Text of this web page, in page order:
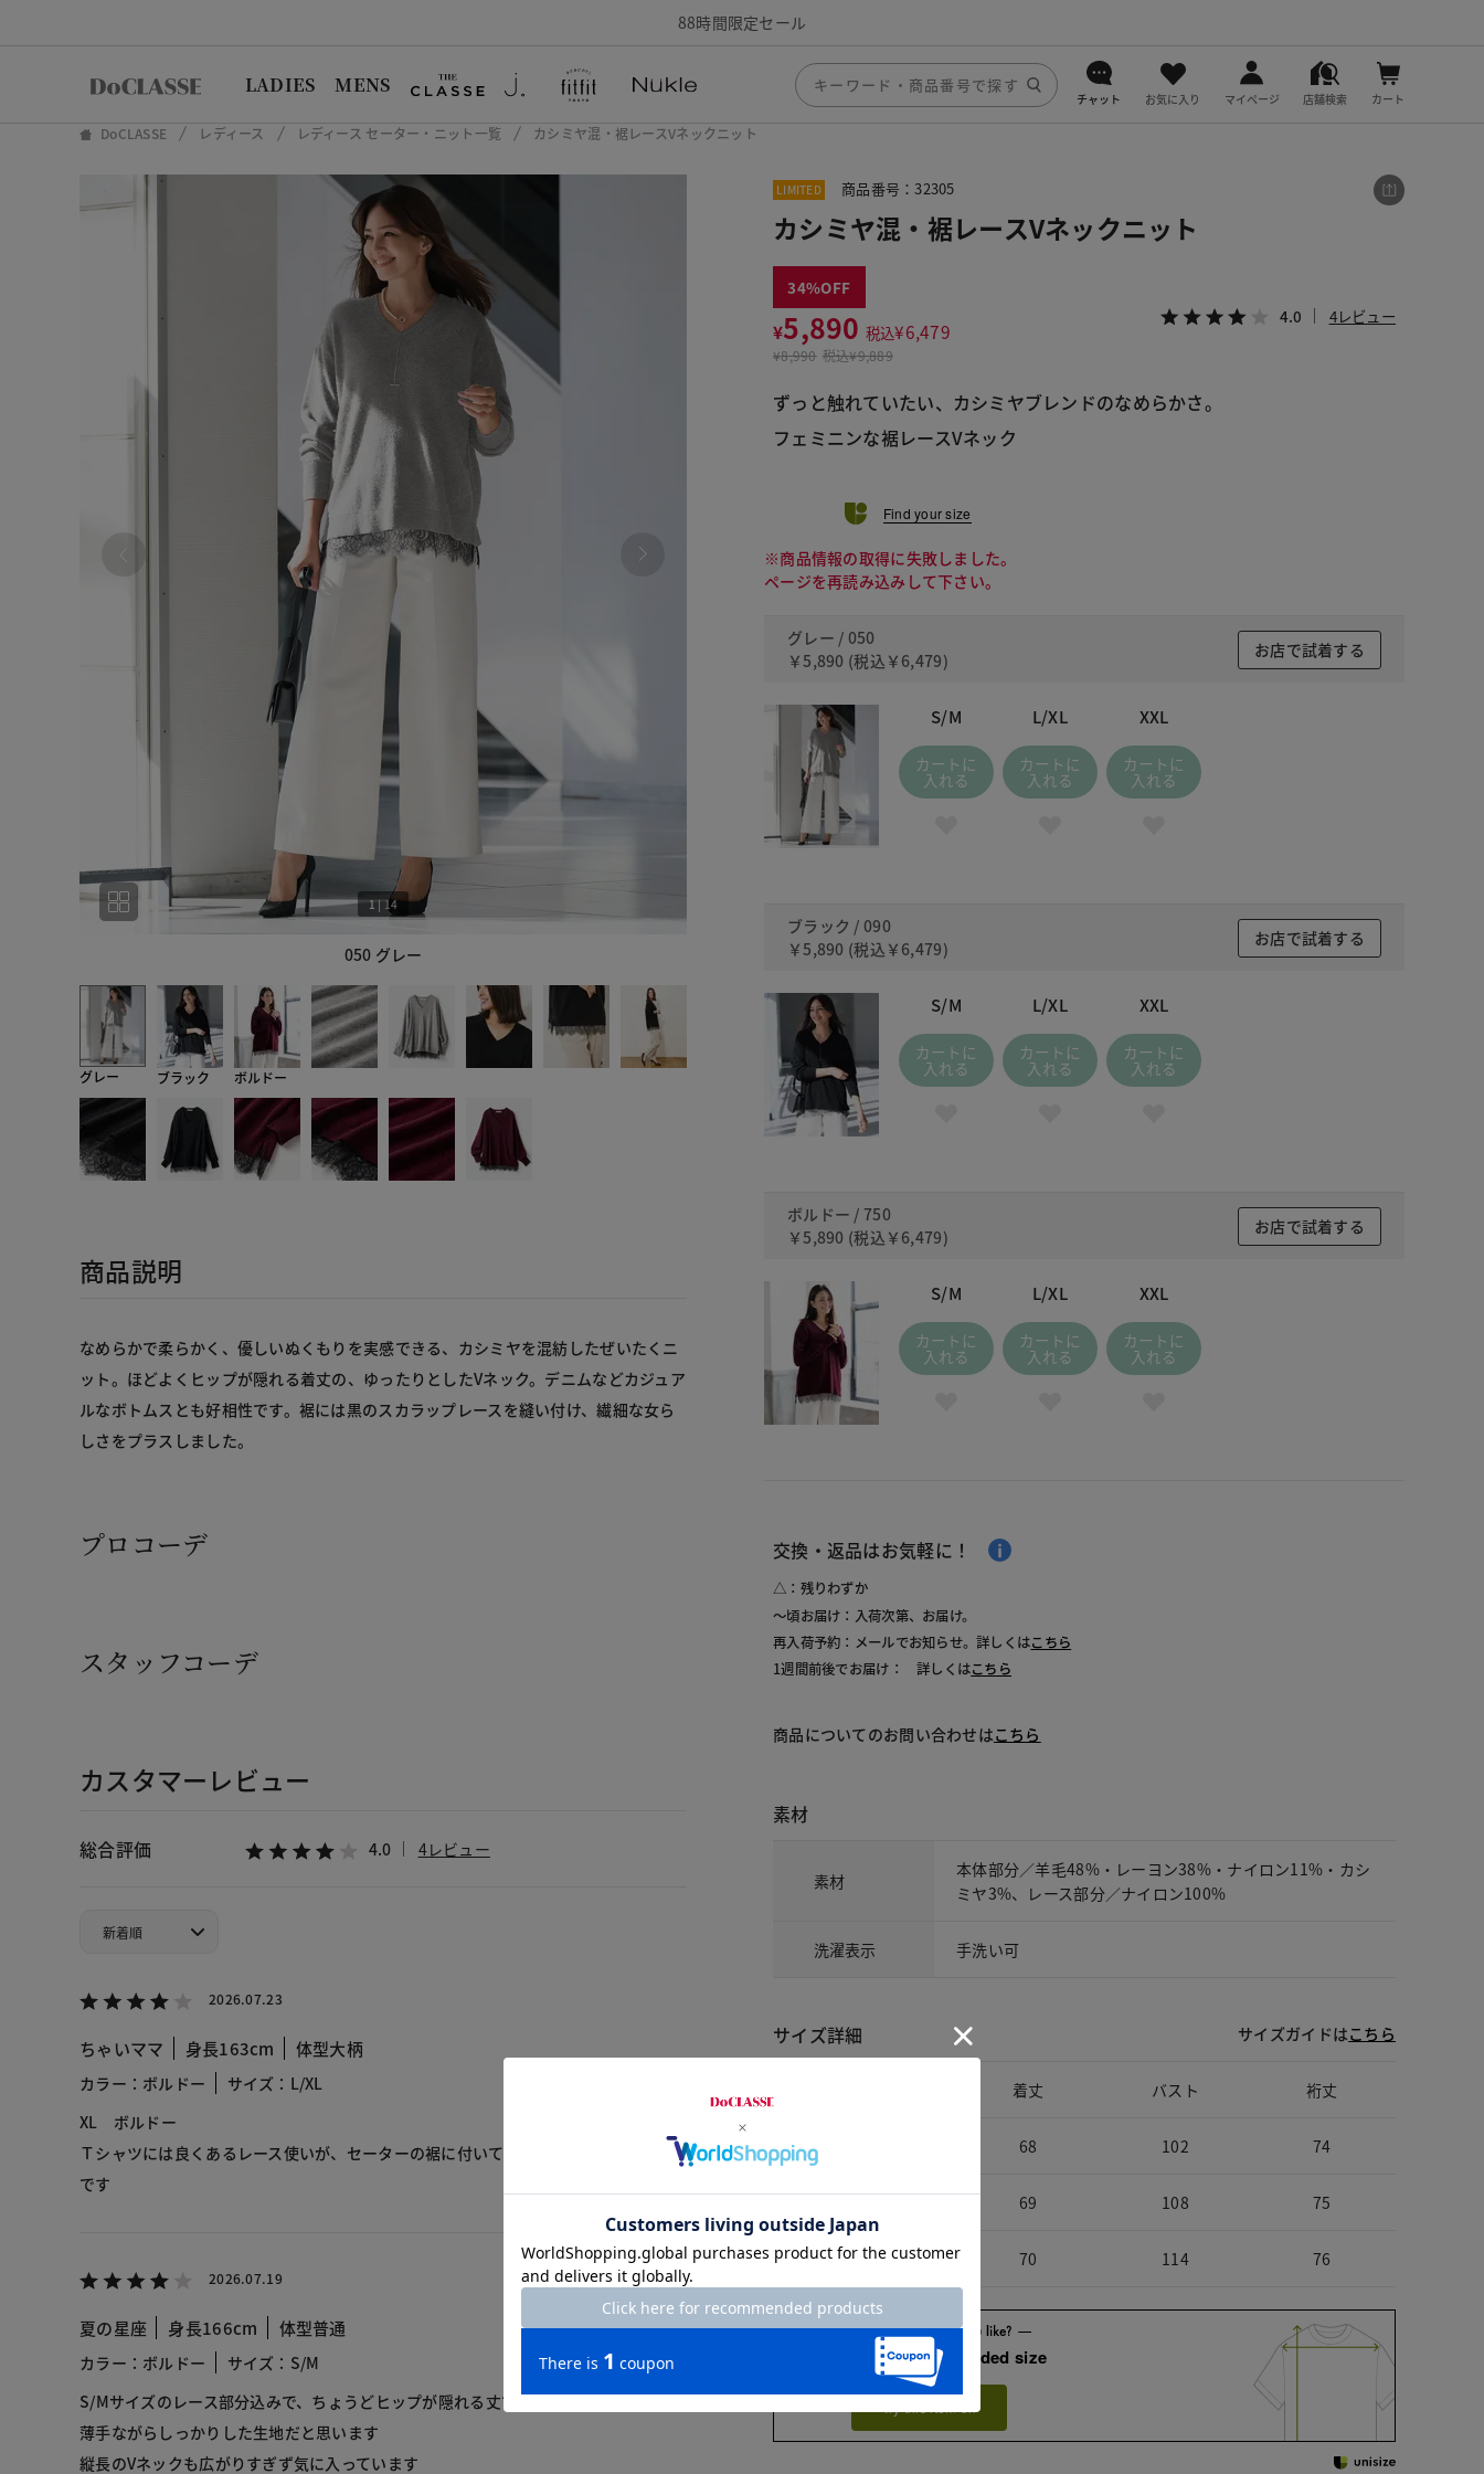
88時間限定セール
LADIES MENS
チャット お気に入り マイページ 店舗検索 カート
DoCLASSE レディース レディース セーター・ニット一覧 カシミヤ混・裾レースVネックニット
050 グレー 090 ブラック
1| 14
グレー ブラック ボルドー
商品説明
なめらかで柔らかく、優しいぬくもりを実感できる、カシミヤを混紡したぜいたくニ
ット。ほどよくヒップが隠れる着丈の、ゆったりとしたVネック。デニムなどカジュア
ルなボトムスとも好相性です。裾には黒のスカラップレースを縫い付け、繊細な女ら
しさをプラスしました。
プロコーデ
スタッフコーデ
カスタマーレビュー
総合評価 4.0 4レビュー
2026.07.23
ちゃいママ 身長163cm 体型大柄
カラー：ボルドー
サイズ：L/XL
XL ボルドー
Ｔシャツには良くあるレース使いが、セーターの裾に付いててお気に入りに成りそう
です
2026.07.19
夏の星座 身長166cm 体型普通
カラー：ボルドー
サイズ：S/M
S/Mサイズのレース部分込みで、ちょうどヒップが隠れる丈でした。
薄手ながらしっかりした生地だと思います
縦長のVネックも広がりすぎず気に入っています
LIMITED 商品番号：32305
カシミヤ混・裾レースVネックニット
34
¥5,890 税込¥6,479
¥8,990 税込¥9,889
4.0 4レビュー
ずっと触れていたい、カシミヤブレンドのなめらかさ。
フェミニンな裾レースVネック
Find your size
※商品情報の取得に失敗しました。
ページを再読み込みして下さい。
グレー / 050
￥5,890 (税込 ￥6,479)
お店で試着する
S/M
カートに
入れる
L/XL
カートに
入れる
XXL
カートに
入れる
ブラック / 090
￥5,890 (税込 ￥6,479)
お店で試着する
S/M
カートに
入れる
L/XL
カートに
入れる
XXL
カートに
入れる
ボルドー / 750
￥5,890 (税込 ￥6,479)
お店で試着する
S/M
カートに
入れる
L/XL
カートに
入れる
XXL
カートに
入れる
交換・返品はお気軽に！
△：残りわずか
～頃お届け：入荷次第、お届け。
再入荷予約：メールでお知らせ。詳しくはこちら
1週間前後でお届け： 詳しくはこちら
商品についてのお問い合わせはこちら
素材
素材
本体部分／羊毛48%・レーヨン38%・ナイロン11%・カシ
ミヤ3%、レース部分／ナイロン100%
洗濯表示 手洗い可
サイズ詳細 サイズガイドはこちら
着丈 バスト 裄丈
68 102 74
69 108 75
XXL 70 114 76
Check the recommended size